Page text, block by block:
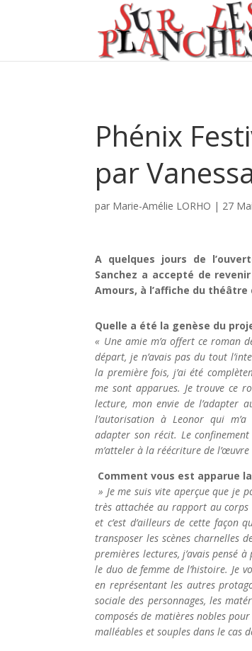
Phénix
par
par Marie-Amélie LORHO | 27
A quelques jours de
Sanchez a accepté de
Amours, à l’affiche du théâtre
Quelle a été la genèse du
« Une amie m’a offert ce roman
départ, je n’avais pas du tout
la première fois, j’ai été
me sont apparues. Je trouve ce
lecture, mon envie de l’adapter
l’autorisation à Leonor qui
adapter son récit. Le
m’atteler à la réécriture de
Comment vous est apparue
» Je me suis vite aperçue que je
très attachée au rapport au corps
et c’est d’ailleurs de cette façon
transposer les scènes charnelles
premières lectures, j’avais pensé
le duo de femme de l’histoire. Je
en représentant les autres
sociale des personnages, les
composés de matières nobles
malléables et souples dans le cas